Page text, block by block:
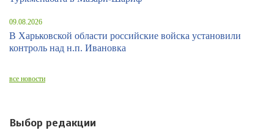
09.08.2026
В Харьковской области российские войска установили
контроль над н.п. Ивановка
все новости
Выбор редакции